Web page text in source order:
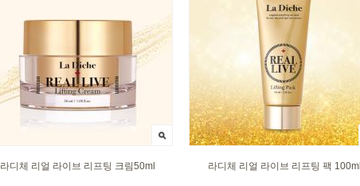
라디체 리얼 라이브 리프팅 크림50ml 라디체 리얼 라이브 리프팅 팩 100ml